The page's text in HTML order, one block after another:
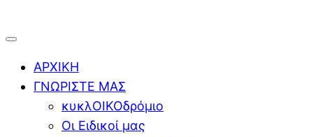
ΑΡΧΙΚΗ
ΓΝΩΡΙΣΤΕ ΜΑΣ
κυκλΟΙΚΟδρόμιο
Οι Ειδικοί μας